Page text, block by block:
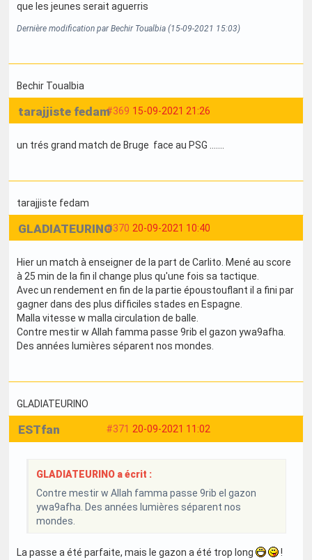
que les jeunes serait aguerris
Dernière modification par Bechir Toualbia (15-09-2021 15:03)
Bechir Toualbia
#369 15-09-2021 21:26
tarajjiste fedam
un trés grand match de Bruge face au PSG .......
tarajjiste fedam
#370 20-09-2021 10:40
GLADIATEURINO
Hier un match à enseigner de la part de Carlito. Mené au score
à 25 min de la fin il change plus qu'une fois sa tactique.
Avec un rendement en fin de la partie époustouflant il a fini par
gagner dans des plus difficiles stades en Espagne.
Malla vitesse w malla circulation de balle.
Contre mestir w Allah famma passe 9rib el gazon ywa9afha.
Des années lumières séparent nos mondes.
GLADIATEURINO
#371 20-09-2021 11:02
ESTfan
GLADIATEURINO a écrit :
Contre mestir w Allah famma passe 9rib el gazon
ywa9afha. Des années lumières séparent nos
mondes.
La passe a été parfaite, mais le gazon a été trop long !